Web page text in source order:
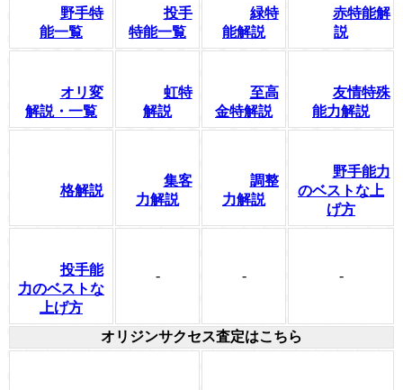
野手特
能一覧
投手
特能一覧
緑特
能解説
赤特能解
説
オリ変
解説・一覧
虹特
解説
至高
金特解説
友情特殊
能力解説
格解説
集客
力解説
調整
力解説
野手能力
のベストな上
げ方
投手能
力のベストな
上げ方
- - -
オリジンサクセス査定はこちら